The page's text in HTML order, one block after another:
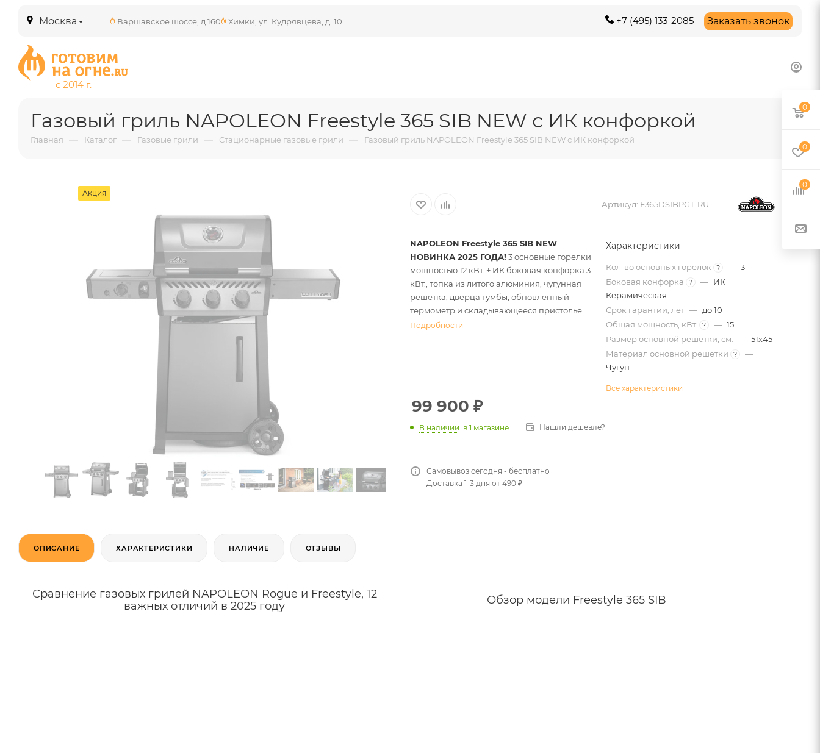
Москва Варшавское шоссе, д.160 Химки, ул. Кудрявцева, д. 10 +7 (495) 133-2085 Заказать звонок
Газовый гриль NAPOLEON Freestyle 365 SIB NEW с ИК конфоркой
Главная — Каталог — Газовые грили — Стационарные газовые грили — Газовый гриль NAPOLEON Freestyle 365 SIB NEW с ИК конфоркой
Акция
Артикул: F365DSIBPGT-RU
NAPOLEON Freestyle 365 SIB NEW
НОВИНКА 2025 ГОДА! 3 основные горелки
мощностью 12 кВт. + ИК боковая конфорка 3
кВт., топка из литого алюминия, чугунная
решетка, дверца тумбы, обновленный
термометр и складывающееся пристолье.
Подробности
Характеристики
Кол-во основных горелок ? — 3
Боковая конфорка
? — ИК
Керамическая
Срок гарантии, лет — до 10
Общая мощность, кВт.
? — 15
Размер основной решетки, см.
— 51х45
Материал основной решетки
?
—
Чугун
Все характеристики
99 900 ₽
В наличии: в 1 магазине Нашли дешевле?
Самовывоз сегодня - бесплатно
Доставка 1-3 дня от 490 ₽
ОПИСАНИЕ ХАРАКТЕРИСТИКИ НАЛИЧИЕ ОТЗЫВЫ
Сравнение газовых грилей NAPOLEON Rogue и Freestyle, 12
важных отличий в 2025 году
Обзор модели Freestyle 365 SIB
0
0
0